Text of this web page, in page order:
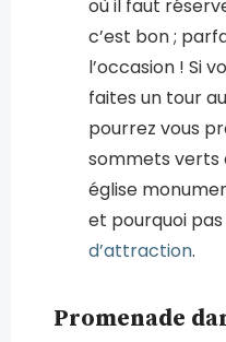
où il faut
c’est bon ;
l’occasion ! Si
faites un tour au
pourrez vous
sommets verts
église
et pourquoi
d’attraction.
Promenade